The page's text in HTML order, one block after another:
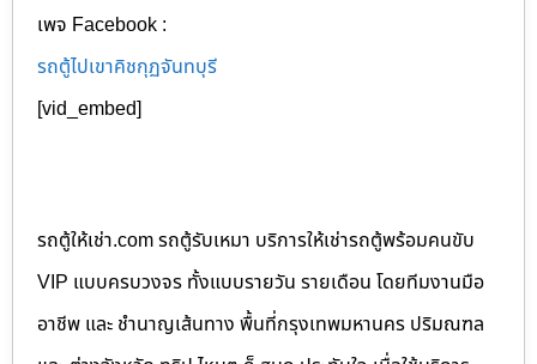
เพจ Facebook :
รถตู้ไปเขาคิชกุฏจันทบุรี
[vid_embed]
รถตู้ให้เช่า.com รถตู้รับเหมา บริการให้เช่ารถตู้พร้อมคนขับ
VIP แบบครบวงจร ทั้งแบบรายวัน รายเดือน โดยทีมงานมือ
อาชีพ และ ชำนาญเส้นทาง พื้นที่กรุงเทพมหานคร ปริมณฑล